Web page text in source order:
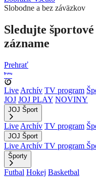
Slobodne a bez záväzkov
Sledujte
zázname
Prehrať
Live Archív TV program
JOJ JOJ PLAY NOVINY
JOJ Šport
Live Archív TV program
JOJ Šport
Live Archív TV program
Športy
Futbal Hokej Basketbal